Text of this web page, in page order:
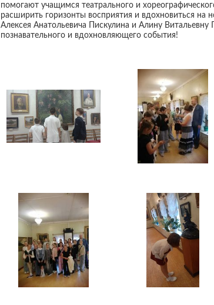
помогают учащимся театрального и
расширить горизонты восприятия и вдохновиться на
Алексея Анатольевича Пискулина и Алину Витальевну
познавательного и вдохновляющего события!